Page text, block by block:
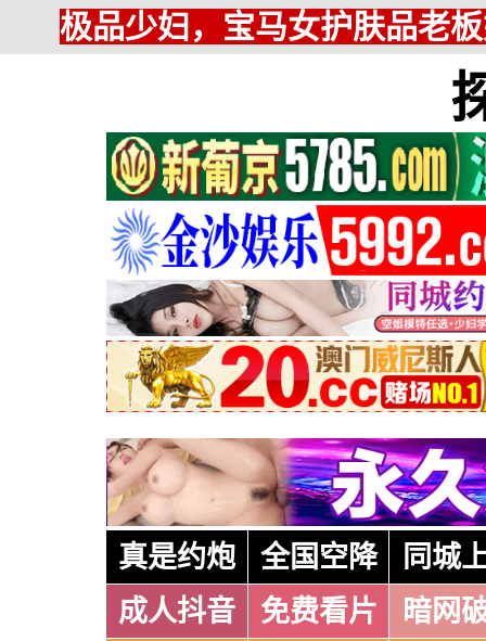
极品少妇，宝马女护肤品老
真是约炮 全国空降
同城
成人抖音
免费看片
暗网